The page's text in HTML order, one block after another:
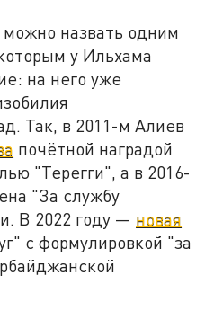
назвать одним
у Ильхама
на него уже
Так, в 2011-м Алиев
почётной наградой
"Терегги", а в 2016-
"За службу
В 2022 году — новая
с формулировкой "за